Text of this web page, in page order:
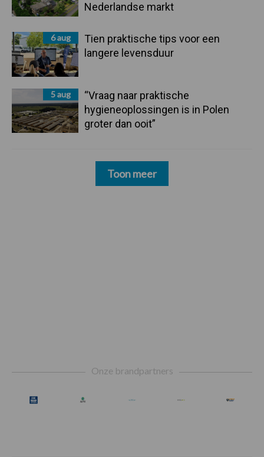
Nederlandse markt
6 aug
Tien praktische tips voor een
langere levensduur
5 aug
“Vraag naar praktische
hygieneoplossingen is in Polen
groter dan ooit”
Toon meer
Onze brandpartners